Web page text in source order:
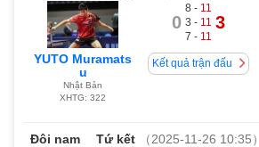
YUTO Muramats
u
Nhật Bản
XHTG: 322
0
8 - 11
3 - 11
7 - 11
3
Kết quả trận đấu
Đôi nam Tứ kết （2025-11-26 10:35）